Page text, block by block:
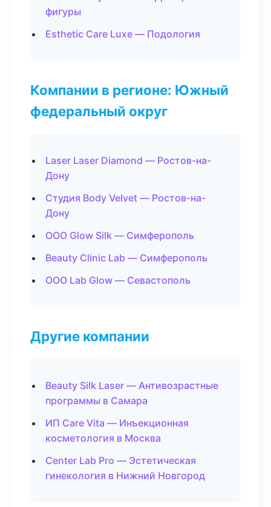
фигуры
Esthetic Care Luxe — Подология
Компании в регионе: Южный
федеральный округ
Laser Laser Diamond — Ростов-на-
Дону
Студия Body Velvet — Ростов-на-
Дону
ООО Glow Silk — Симферополь
Beauty Clinic Lab — Симферополь
ООО Lab Glow — Севастополь
Другие компании
Beauty Silk Laser — Антивозрастные
программы в Самара
ИП Care Vita — Инъекционная
косметология в Москва
Center Lab Pro — Эстетическая
гинекология в Нижний Новгород